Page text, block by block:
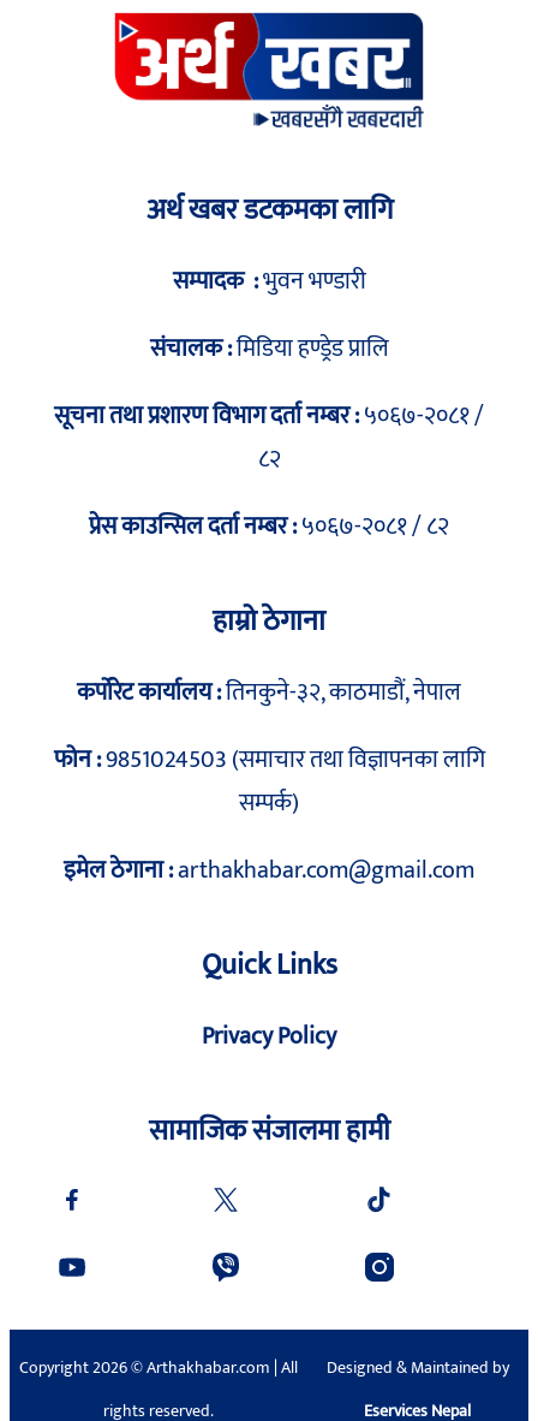
अर्थ खबर डटकमका लागि
सम्पादक :भुवन भण्डारी
संचालक :मिडिया हण्ड्रेड प्रालि
सूचना तथा प्रशारण विभाग दर्ता नम्बर :५०६७-२०८१ /
८२
प्रेस काउन्सिल दर्ता नम्बर :५०६७-२०८१ / ८२
हाम्रो ठेगाना
कर्पोरेट कार्यालय :तिनकुने-३२, काठमाडौं, नेपाल
फोन :9851024503 (समाचार तथा विज्ञापनका लागि
सम्पर्क)
इमेल ठेगाना :arthakhabar.com@gmail.com
Quick Links
Privacy Policy
सामाजिक संजालमा हामी
Copyright 2026 © Arthakhabar.com | All
rights reserved.
Designed & Maintained by
Eservices Nepal